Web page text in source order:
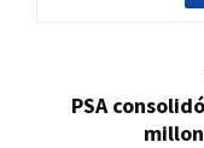
PSA